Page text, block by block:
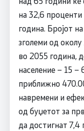
на 32,6
година. Бројот
зголеми од
во 2055 година,
население – 15 –
приближно
навремени и
од буџетот за
да достигнат